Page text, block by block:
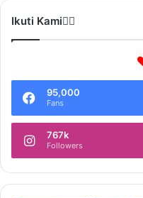
Ikuti Kami❤️‍🔥
95,000
Fans
767k
Followers